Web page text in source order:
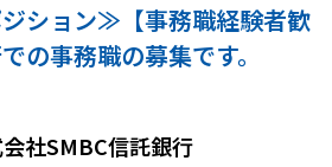
ション≫【事務職経験者歓
の事務職の募集です。
社SMBC信託銀行